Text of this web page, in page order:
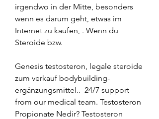
irgendwo in der Mitte, besonders
wenn es darum geht, etwas im
Internet zu kaufen, . Wenn du
Steroide bzw.
Genesis testosteron, legale steroide
zum verkauf bodybuilding-
ergänzungsmittel..  24/7 support
from our medical team. Testosteron
Propionate Nedir? Testosteron